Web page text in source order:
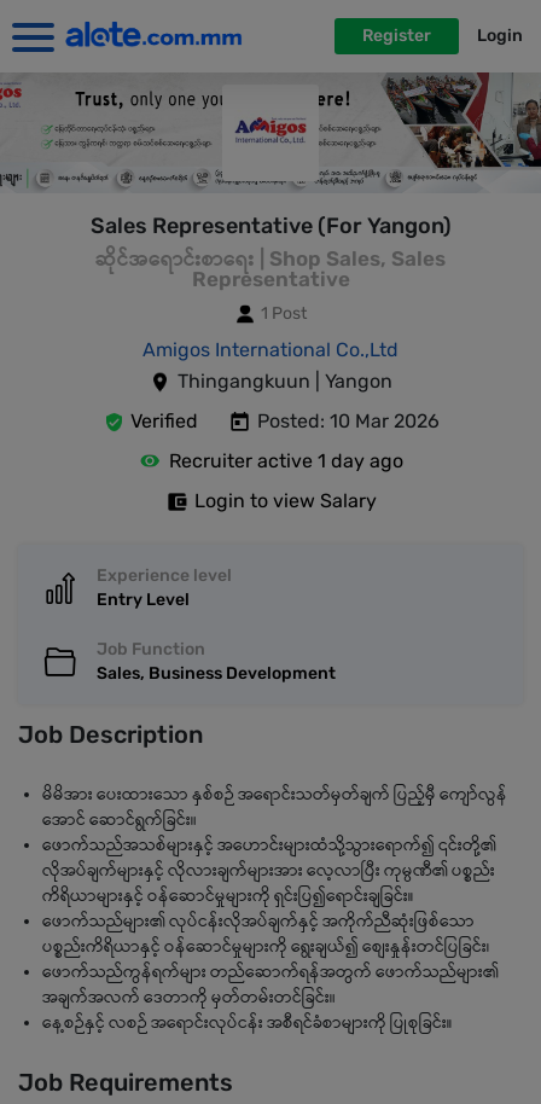
Register Login
Sales Representative (For Yangon)
ဆိုင်အရောင်းစာရေး | Shop Sales, Sales
Representative
1 Post
Amigos International Co.,Ltd
Thingangkuun | Yangon
Verified
Posted: 10 Mar 2026
Recruiter active 1 day ago
Login to view Salary
Experience level
Entry Level
Job Function
Sales, Business Development
Job Description
မိမိအား ပေးထားသော နှစ်စဉ် အရောင်းသတ်မှတ်ချက် ပြည့်မှီ ကျော်လွန်
အောင် ဆောင်ရွက်ခြင်း။
ဖောက်သည်အသစ်များနှင့် အဟောင်းများထံသို့သွားရောက်၍ ၎င်းတို့၏
လိုအပ်ချက်များနှင့် လိုလားချက်များအား လေ့လာပြီး ကုမ္ပဏီ၏ ပစ္စည်း
ကိရိယာများနှင့် ဝန်ဆောင်မှုများကို ရှင်းပြ၍ရောင်းချခြင်း၊၊
ဖောက်သည်များ၏ လုပ်ငန်းလိုအပ်ချက်နှင့် အကိုက်ညီဆုံးဖြစ်သော
ပစ္စည်းကိရိယာနှင့် ဝန်ဆောင်မှုများကို ရွေးချယ်၍ စျေးနှုန်းတင်ပြခြင်း၊
ဖောက်သည်ကွန်ရက်များ တည်ဆောက်ရန်အတွက် ဖောက်သည်များ၏
အချက်အလက် ဒေတာကို မှတ်တမ်းတင်ခြင်း။
နေ့စဉ်နှင့် လစဉ် အရောင်းလုပ်ငန်း အစီရင်ခံစာများကို ပြုစုခြင်း၊၊
Job Requirements